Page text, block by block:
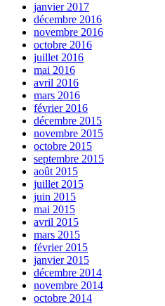
janvier 2017
décembre 2016
novembre 2016
octobre 2016
juillet 2016
mai 2016
avril 2016
mars 2016
février 2016
décembre 2015
novembre 2015
octobre 2015
septembre 2015
août 2015
juillet 2015
juin 2015
mai 2015
avril 2015
mars 2015
février 2015
janvier 2015
décembre 2014
novembre 2014
octobre 2014